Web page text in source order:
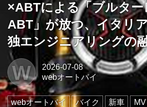
×ABTによる「ブルター
ABT」が放つ、イタリ
独エンジニアリングの
W
2026-07-08
webオートバイ
webオートバイ バイク 新車